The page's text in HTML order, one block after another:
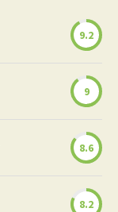
9.2
9
8.6
8.2